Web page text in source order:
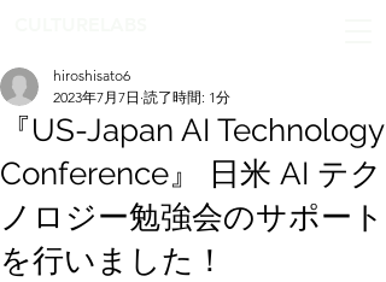
『US-Japan AI Technology
Conference』 日米 AI テク
ノロジー勉強会のサポート
を行いました！
hiroshisato6
2023年7月7日 読了時間: 1分